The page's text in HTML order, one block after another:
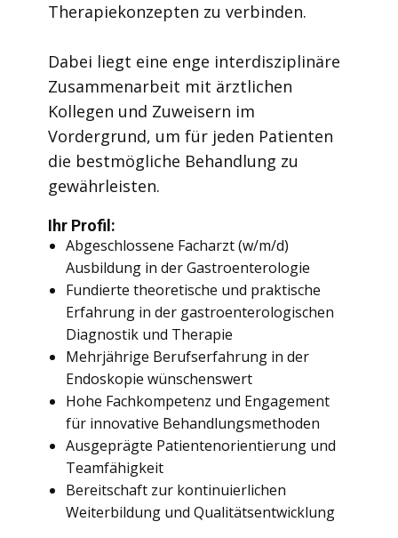
Therapiekonzepten zu verbinden.
Dabei liegt eine enge interdisziplinäre
Zusammenarbeit mit ärztlichen
Kollegen und Zuweisern im
Vordergrund, um für jeden Patienten
die bestmögliche Behandlung zu
gewährleisten.
Ihr Profil:
Abgeschlossene Facharzt (w/m/d)
Ausbildung in der Gastroenterologie
Fundierte theoretische und praktische
Erfahrung in der gastroenterologischen
Diagnostik und Therapie
Mehrjährige Berufserfahrung in der
Endoskopie wünschenswert
Hohe Fachkompetenz und Engagement
für innovative Behandlungsmethoden
Ausgeprägte Patientenorientierung und
Teamfähigkeit
Bereitschaft zur kontinuierlichen
Weiterbildung und Qualitätsentwicklung